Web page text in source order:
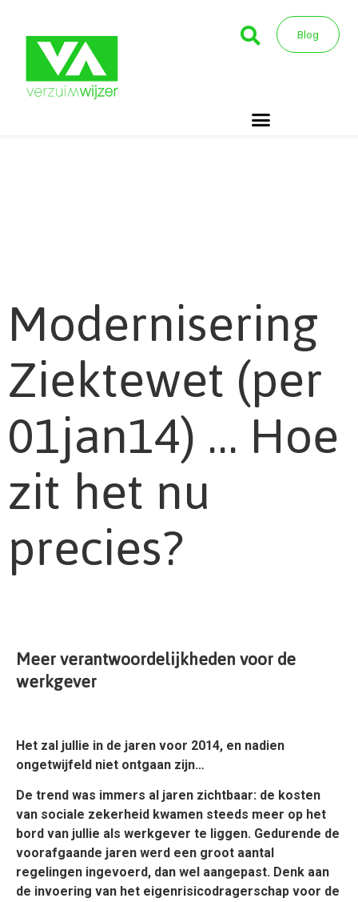
Blog
Modernisering
Ziektewet (per
01jan14) … Hoe
zit het nu
precies?
Meer verantwoordelijkheden voor de
werkgever
Het zal jullie in de jaren voor 2014, en nadien
ongetwijfeld niet ontgaan zijn…
De trend was immers al jaren zichtbaar: de kosten
van sociale zekerheid kwamen steeds meer op het
bord van jullie als werkgever te liggen. Gedurende de
voorafgaande jaren werd een groot aantal
regelingen ingevoerd, dan wel aangepast. Denk aan
de invoering van het eigenrisicodragerschap voor de